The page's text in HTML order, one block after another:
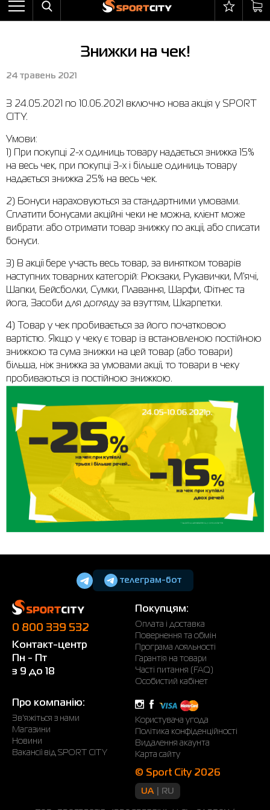
Назад
Вітрівки
Жилети
Костюми
Куртки
Майки
Сукні
Сорочки
Толстовки
Футболки
Шорти
Спідниці
Назад
Пляжне взуття
Напівчеревики
Чоботи
Назад
Бейсболки та панами
Бокс
Гірськолижний інвентар
Шкарпетки
Плавання
Сумки
Доглядові засоби
Фітнес та йога
Шарфи
Назад
Asics
Columbia
Jack Wolfskin
New Balance
Puma
Radder
Skechers
Under Armour
WHS
Назад
Штани
Вітрівки
Куртки
Толстовки
Черевики
Кросівки
Напівчеревики
Бренди
adidas
Larum
Nike
Puma
Radder
Назад
Повернення та обмін
Гарантія на товари
Магазини
Програма лояльності
Новини
Особистий кабінет
Знижки на чек!
24 травень 2021
З 24.05.2021 по 10.06.2021 включно нова акція у SPORT
CITY.
Умови:
1) При покупці 2-х одиниць товару надається знижка 15%
на весь чек, при покупці 3-х і більше одиниць товару
надається знижка 25% на весь чек.
2) Бонуси нараховуються за стандартними умовами.
Сплатити бонусами акційні чеки не можна, клієнт може
вибрати: або отримати товар знижку по акції, або списати
бонуси.
3) В акції бере участь весь товар, за винятком товарів
наступних товарних категорій: Рюкзаки, Рукавички, М'ячі,
Шапки, Бейсболки, Сумки, Плавання, Шарфи, Фітнес та
йога, Засоби для догляду за взуттям, Шкарпетки.
4) Товар у чек пробивається за його початковою
вартістю. Якщо у чеку є товар із встановленою постійною
знижкою та сума знижки на цей товар (або товари)
більша, ніж знижка за умовами акції, то товари в чеку
пробиваються із постійною знижкою.
телеграм-бот
0 800 339 532
Контакт-центр
Пн - Пт
з 9 до 18
Покупцям:
Оплата і доставка
Повернення та обмін
Програма лояльності
Гарантія на товари
Часті питання (FAQ)
Особистий кабінет
Про компанію:
Зв'яжіться з нами
Магазини
Новини
Вакансії від SPORT CITY
Користувача угода
Політика конфіденційності
Видалення акаунта
Карта сайту
© Sport City 2026
UA RU